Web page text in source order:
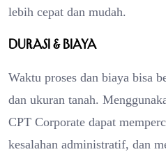
lebih cepat dan mudah.
Durasi & Biaya
Waktu proses dan biaya bisa
dan ukuran tanah.
CPT Corporate dapat
kesalahan administratif, dan